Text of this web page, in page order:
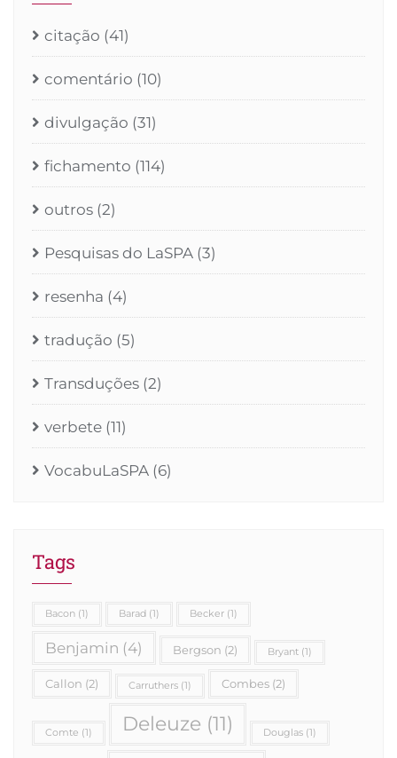
citação (41)
comentário (10)
divulgação (31)
fichamento (114)
outros (2)
Pesquisas do LaSPA (3)
resenha (4)
tradução (5)
Transduções (2)
verbete (11)
VocabuLaSPA (6)
Tags
Bacon (1) Barad (1) Becker (1)
Benjamin (4) Bergson (2) Bryant (1)
Callon (2) Carruthers (1) Combes (2)
Comte (1) Deleuze (11) Douglas (1)